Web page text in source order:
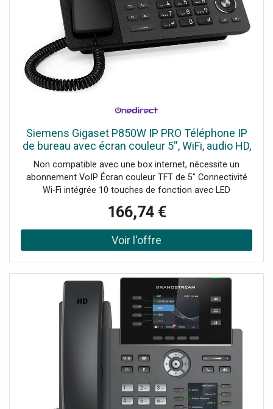
Siemens Gigaset P850W IP PRO Téléphone IP
de bureau avec écran couleur 5'', WiFi, audio HD,
10 touches de fonction et double port USB.
Non compatible avec une box internet, nécessite un
abonnement VoIP Écran couleur TFT de 5" Connectivité
Wi-Fi intégrée 10 touches de fonction avec LED
2.0 Type A Prise en charge de jusqu'à 12 comptes SIP
Annuaire local de 2000 contacts Compatible avec le
module P800 KEY PRO
166,74 €